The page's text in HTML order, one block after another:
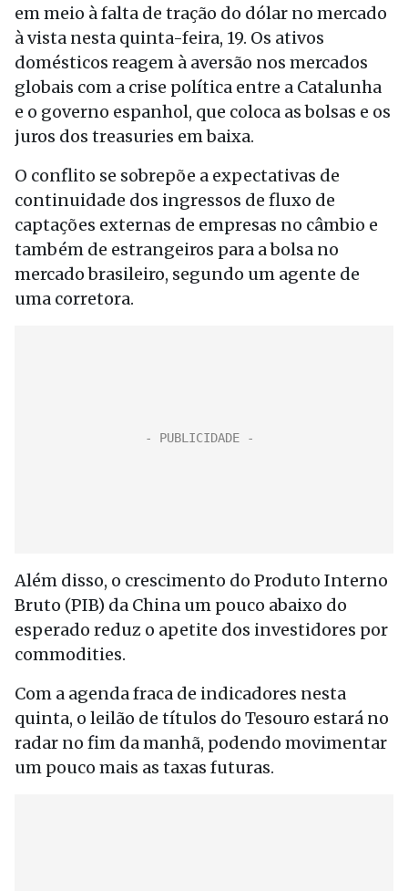
em meio à falta de tração do dólar no mercado
à vista nesta quinta-feira, 19. Os ativos
domésticos reagem à aversão nos mercados
globais com a crise política entre a Catalunha
e o governo espanhol, que coloca as bolsas e os
juros dos treasuries em baixa.
O conflito se sobrepõe a expectativas de
continuidade dos ingressos de fluxo de
captações externas de empresas no câmbio e
também de estrangeiros para a bolsa no
mercado brasileiro, segundo um agente de
uma corretora.
Além disso, o crescimento do Produto Interno
Bruto (PIB) da China um pouco abaixo do
esperado reduz o apetite dos investidores por
commodities.
Com a agenda fraca de indicadores nesta
quinta, o leilão de títulos do Tesouro estará no
radar no fim da manhã, podendo movimentar
um pouco mais as taxas futuras.